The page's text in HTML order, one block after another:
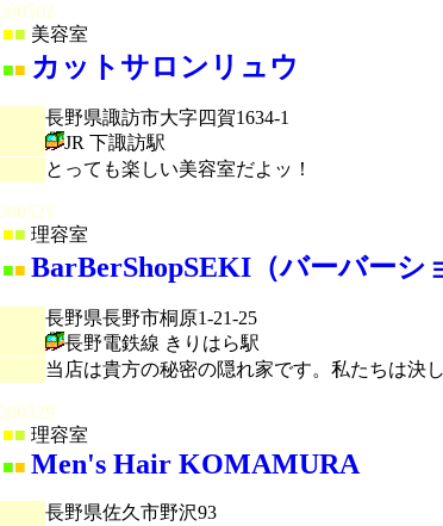
■ 美容室
■■ カットサロンリュウ
長野県諏訪市大字四賀1634-1
JR 下諏訪駅
とっても楽しい美容室だよッ！
■ 理容室
■■ BarBerShopSEKI（バーバーシ
長野県長野市桐原1-21-25
長野電鉄線 きりはら駅
当店は貴方の秘密の隠れ家です。私たちは決
■ 理容室
■■ Men's Hair KOMAMURA
長野県佐久市野沢93